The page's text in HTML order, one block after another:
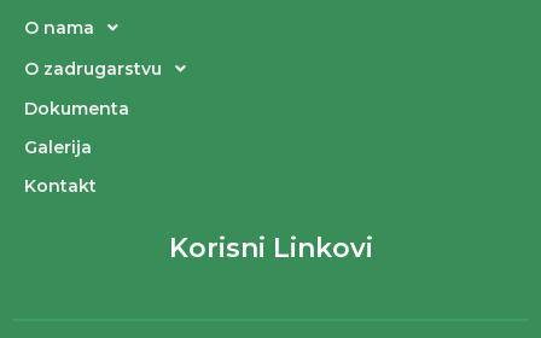
O nama
O zadrugarstvu
Dokumenta
Galerija
Kontakt
Korisni Linkovi